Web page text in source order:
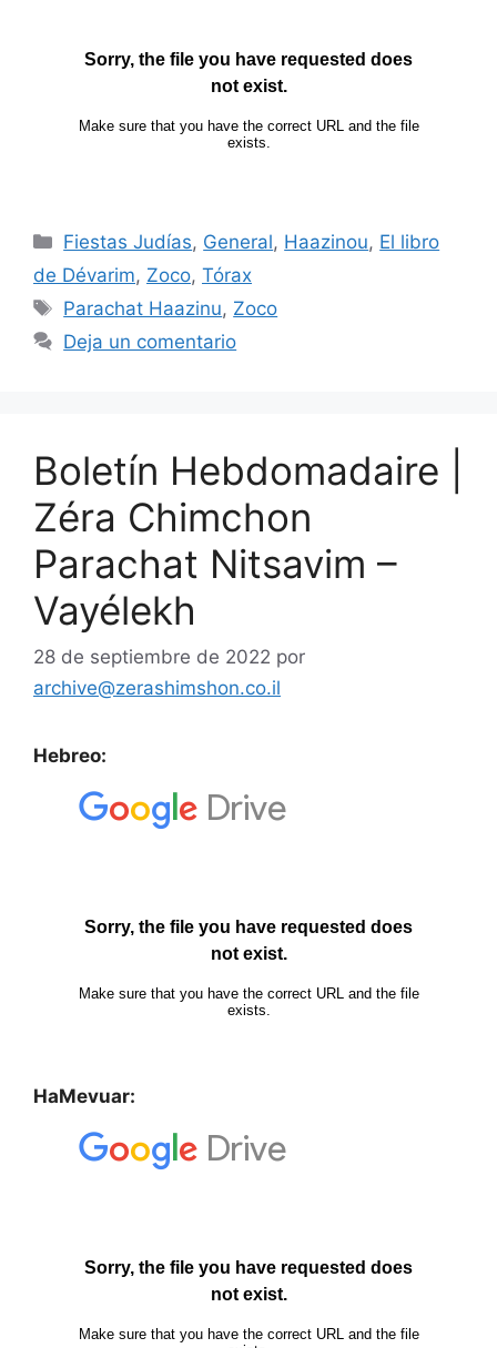
Fiestas Judías, General, Haazinou, El libro
de Dévarim, Zoco, Tórax
Parachat Haazinu, Zoco
Deja un comentario
Boletín Hebdomadaire |
Zéra Chimchon
Parachat Nitsavim –
Vayélekh
28 de septiembre de 2022 por
archive@zerashimshon.co.il
Hebreo:
HaMevuar: